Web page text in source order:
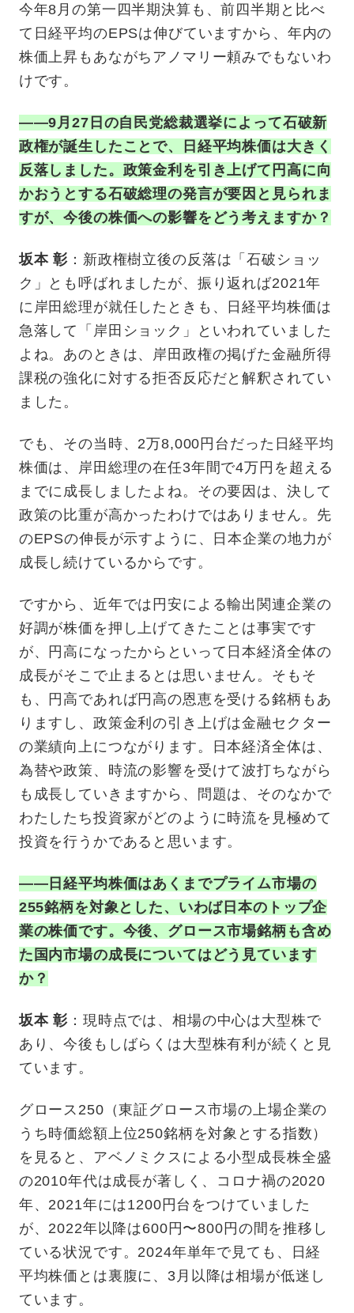
今年8月の第一四半期決算も、前四半期と比べ
て日経平均のEPSは伸びていますから、年内の
株価上昇もあながちアノマリー頼みでもないわ
けです。
——9月27日の自民党総裁選挙によって石破新
政権が誕生したことで、日経平均株価は大きく
反落しました。政策金利を引き上げて円高に向
かおうとする石破総理の発言が要因と見られま
すが、今後の株価への影響をどう考えますか？
坂本 彰 ：新政権樹立後の反落は「石破ショッ
ク」とも呼ばれましたが、振り返れば2021年
に岸田総理が就任したときも、日経平均株価は
急落して「岸田ショック」といわれていました
よね。あのときは、岸田政権の掲げた金融所得
課税の強化に対する拒否反応だと解釈されてい
ました。
でも、その当時、2万8,000円台だった日経平均
株価は、岸田総理の在任3年間で4万円を超える
までに成長しましたよね。その要因は、決して
政策の比重が高かったわけではありません。先
のEPSの伸長が示すように、日本企業の地力が
成長し続けているからです。
ですから、近年では円安による輸出関連企業の
好調が株価を押し上げてきたことは事実です
が、円高になったからといって日本経済全体の
成長がそこで止まるとは思いません。そもそ
も、円高であれば円高の恩恵を受ける銘柄もあ
りますし、政策金利の引き上げは金融セクター
の業績向上につながります。日本経済全体は、
為替や政策、時流の影響を受けて波打ちながら
も成長していきますから、問題は、そのなかで
わたしたち投資家がどのように時流を見極めて
投資を行うかであると思います。
——日経平均株価はあくまでプライム市場の
255銘柄を対象とした、いわば日本のトップ企
業の株価です。今後、グロース市場銘柄も含め
た国内市場の成長についてはどう見ています
か？
坂本 彰 ：現時点では、相場の中心は大型株で
あり、今後もしばらくは大型株有利が続くと見
ています。
グロース250（東証グロース市場の上場企業の
うち時価総額上位250銘柄を対象とする指数）
を見ると、アベノミクスによる小型成長株全盛
の2010年代は成長が著しく、コロナ禍の2020
年、2021年には1200円台をつけていました
が、2022年以降は600円〜800円の間を推移し
ている状況です。2024年単年で見ても、日経
平均株価とは裏腹に、3月以降は相場が低迷し
ています。